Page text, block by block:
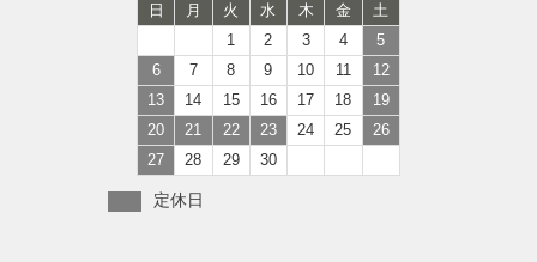
日 月 火 水 木 金
土
1
2 3 4
5
6
7 8 9 10 11
12
13
14 15 16 17 18
19
20
21 22 23 24 25
26
27
28 29 30
定休日